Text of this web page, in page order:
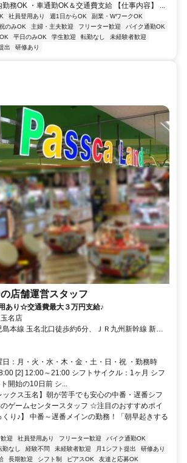
務OK ・車通勤OK＆交通費支給 【仕事内容】 ...
社員登用あり 週1日からOK
副業・WワークOK
のみOK 主婦・主夫歓迎 フリーター歓迎
バイク通勤OK
平日のみOK 学生歓迎 転勤なし
未経験者歓迎
出 研修あり
店舗運営スタッフ
あり☆交通費最大３万円支給♪
名店
島本線 玉名北口徒歩約6分、ＪＲ九州新幹線 新玉
ＪＲ鹿児島本線 肥後伊倉徒歩約52分
：月・火・水・木・金・土・日・祝 ・勤務時
[2] 12:00～21:00 シフトサイクル：1ヶ月 シフ
開始の10日前 シ...
クス玉名】朝が苦手でも安心の中番・遅番シフ
のゲームセンタースタッフ ☆注目のおすすめポイ
り♪】 中番～遅番メインの勤務！「朝早起きする
迎 社員登用あり フリーター歓迎
バイク通勤OK
勤なし 経験不問 未経験者歓迎 月1シフト提出
研修あり
長期歓迎 シフト制 ピアスOK
友達と応募OK